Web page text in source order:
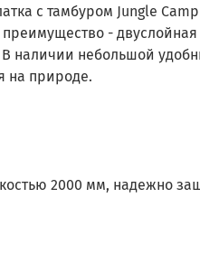
с тамбуром Jungle
-
В наличии небольшой
на природе.
2000 мм, надежно